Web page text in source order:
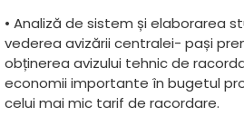
• Analiză de sistem și elaborarea
vederea avizării centralei- pași
obținerea avizului tehnic de
economii importante în bugetul
celui mai mic tarif de racordare.